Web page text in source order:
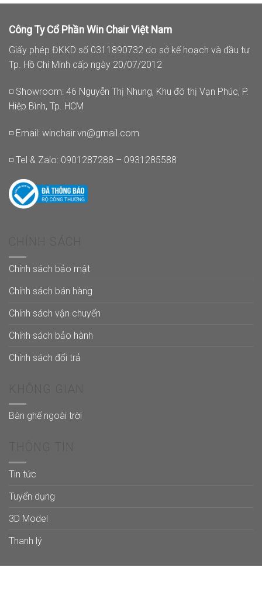
Công Ty Cổ Phần Win Chair Việt Nam
Giấy phép ĐKKD số 0311890732 do sở kế hoạch và đầu tư
Tp. Hồ Chí Minh cấp ngày 20/07/2012
◽ Showroom: 46 Nguyễn Thị Nhung, Khu đô thị Vạn Phúc, P.
Hiệp Bình, Tp. HCM
◽ Email: winchair.vn@gmail.com
◽ Tel & Zalo: 0901287288 – 0931285588
Chính sách bảo mật
Chính sách bán hàng
Chính sách vận chuyển
Chính sách bảo hành
Chính sách đổi trả
Bàn ghế ngoài trời
Tin tức
Tuyển dụng
3D Model
Thanh lý